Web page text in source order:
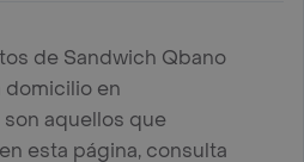
de Sandwich Qbano
domicilio en
aquellos que
esta página, consulta